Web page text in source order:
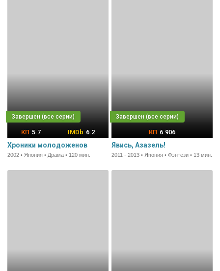
5.7 6.2
Хроники молодоженов
2002 • Япония • Драма • 120 мин.
6.906
Явись, Азазель!
2011 - 2013 • Япония • Фэнтези • 13 мин.